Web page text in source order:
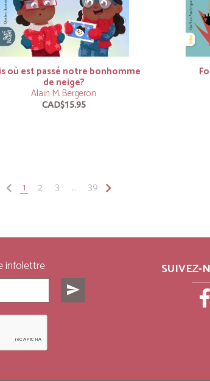
où est passé notre bonhomme
de neige?
Alain M. Bergeron
CAD$15.95
keyboard_arrow_left 1 2 3 ... 39 keyboard_arrow_right
infolettre
send
SUIVEZ-